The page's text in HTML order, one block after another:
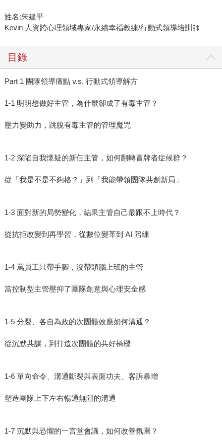
姓名:朱建平
Kevin 人資跨心理領域專家/永續幸福教練/行動式領導培訓師
目錄
Part 1 團隊領導痛點 v.s. 行動式領導解方
1-1 明明想做好主管，為什麼卻成了有毒主管？
壓力變助力，跳脫有毒主管的管理魔咒
1-2 深陷自我懷疑的新任主管，如何翻轉冒牌者症候群？
從「我是不是不夠格？」到「我能帶領團隊共創新局」
1-3 面對新的局勢變化，結果主管自己最跟不上時代？
從抗拒改變到再學習，從數位變革到 AI 陪練
1-4 罵員工只帶手腳，沒帶頭腦上班的主管
當控制型主管壓抑了團隊創意與心理安全感
1-5 分裂、各自為政的次團體效應如何溝通？
從沉默共謀，到打造次團體的共好橋樑
1-6 單向命令、溝通斷裂與表面功夫、客訴暴增
塑造團隊上下左右暢通無阻的溝通
1-7 沉默與恐懼的一言堂會議，如何改善氛圍？